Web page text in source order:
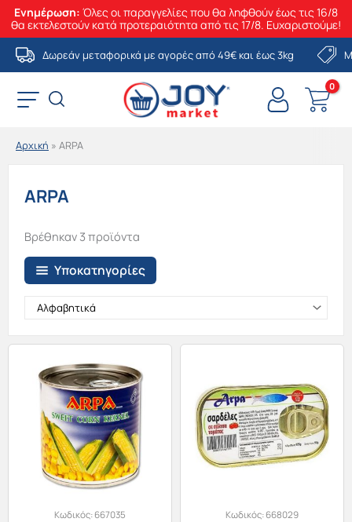
Ενημέρωση: Όλες οι παραγγελίες που θα ληφθούν έως τις 16/8
θα εκτελεστούν κατά προτεραιότητα από τις 17/8. Ευχαριστούμε!
Μετάβαση
στο
περιεχόμενο
Δωρεάν μεταφορικά με αγορές από 49€ και έως 3kg
Αρχική » ARPA
ARPA
Υποκατηγορίες
Βρέθηκαν 3 προϊόντα
Κωδικός:667035
Κωδικός:668029